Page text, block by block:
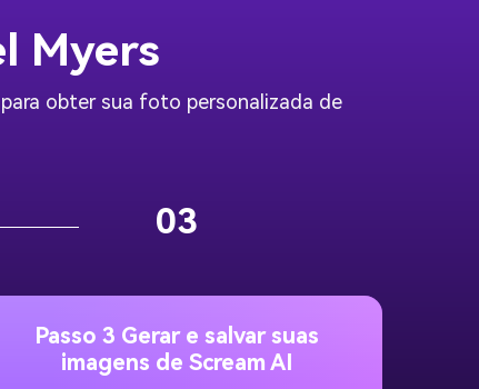
Myers
obter sua foto personalizada de
03
Passo 3 Gerar e salvar suas
imagens de Scream AI